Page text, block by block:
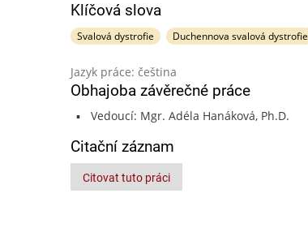
Klíčová slova
Svalová dystrofie Duchennova svalová dystrofie
Jazyk práce: čeština
Obhajoba závěrečné práce
Vedoucí: Mgr. Adéla Hanáková, Ph.D.
Citační záznam
Citovat tuto práci